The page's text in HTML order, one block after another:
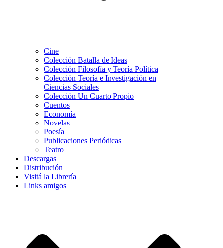
Cine
Colección Batalla de Ideas
Colección Filosofía y Teoría Política
Colección Teoría e Investigación en
Ciencias Sociales
Colección Un Cuarto Propio
Cuentos
Economía
Novelas
Poesía
Publicaciones Periódicas
Teatro
Descargas
Distribución
Visitá la Librería
Links amigos